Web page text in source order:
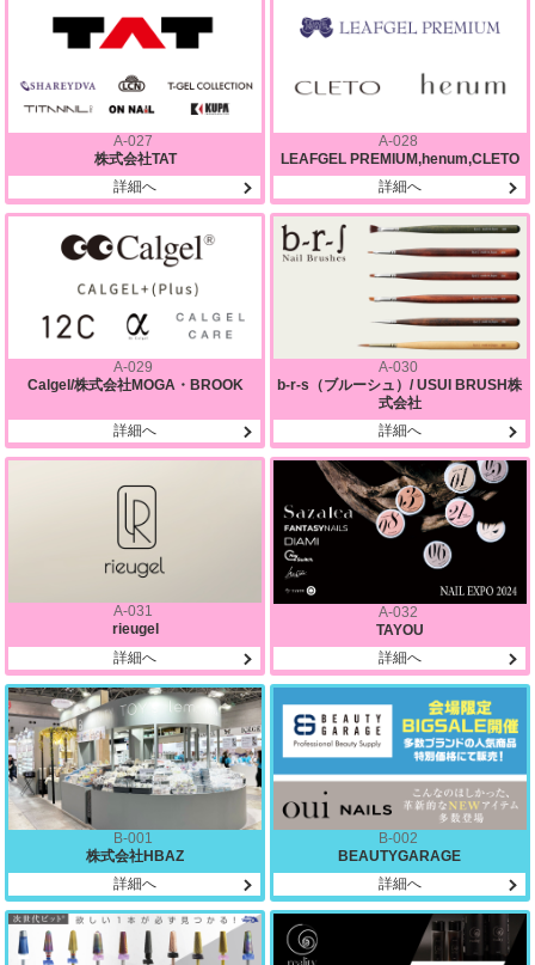
A-027
株式会社TAT
詳細へ
A-028
LEAFGEL PREMIUM,henum,CLETO
詳細へ
A-029
Calgel/株式会社MOGA・BROOK
詳細へ
A-030
b-r-s（ブルーシュ）/ USUI BRUSH株
式会社
詳細へ
A-031
rieugel
詳細へ
A-032
TAYOU
詳細へ
B-001
株式会社HBAZ
詳細へ
B-002
BEAUTYGARAGE
詳細へ